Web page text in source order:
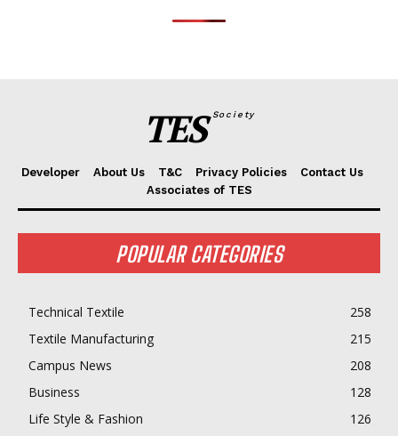
TES Society
Developer About Us T&C Privacy Policies
Contact Us
Associates of TES
POPULAR CATEGORIES
Technical Textile
258
Textile Manufacturing
215
Campus News
208
Business
128
Life Style & Fashion
126